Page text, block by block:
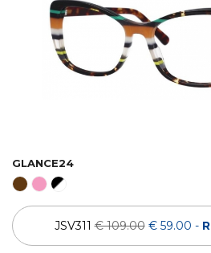
GLANCE24
JSV311€ 109.00 € 59.00 -